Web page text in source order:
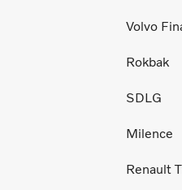
Volvo
Rokbak
SDLG
Milence
Renault